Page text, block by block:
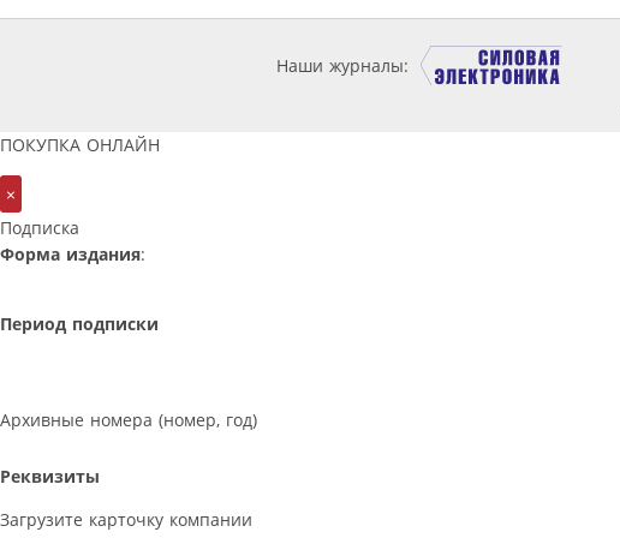
Наши журналы:
ПОКУПКА ОНЛАЙН
×
Подписка
Форма издания:
Период подписки
Архивные номера (номер, год)
Реквизиты
Загрузите карточку компании